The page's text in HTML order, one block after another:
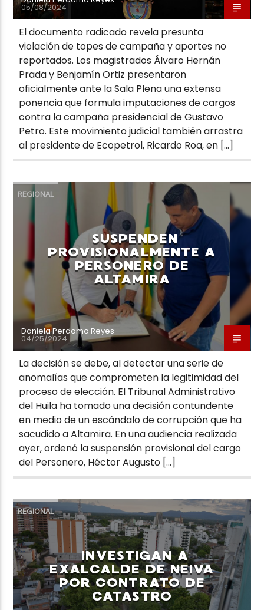
05/08/2024
El documento radicado revela presunta
violación de topes de campaña y aportes no
reportados. Los magistrados Álvaro Hernán
Prada y Benjamín Ortiz presentaron
oficialmente ante la Sala Plena una extensa
ponencia que formula imputaciones de cargos
contra la campaña presidencial de Gustavo
Petro. Este movimiento judicial también arrastra
al presidente de Ecopetrol, Ricardo Roa, en […]
REGIONAL
SUSPENDEN
PROVISIONALMENTE A
PERSONERO DE
ALTAMIRA
Daniela Perdomo Reyes
04/25/2024
La decisión se debe, al detectar una serie de
anomalías que comprometen la legitimidad del
proceso de elección. El Tribunal Administrativo
del Huila ha tomado una decisión contundente
en medio de un escándalo de corrupción que ha
sacudido a Altamira. En una audiencia realizada
ayer, ordenó la suspensión provisional del cargo
del Personero, Héctor Augusto […]
REGIONAL
INVESTIGAN A
EXALCALDE DE NEIVA
POR CONTRATO DE
CATASTRO